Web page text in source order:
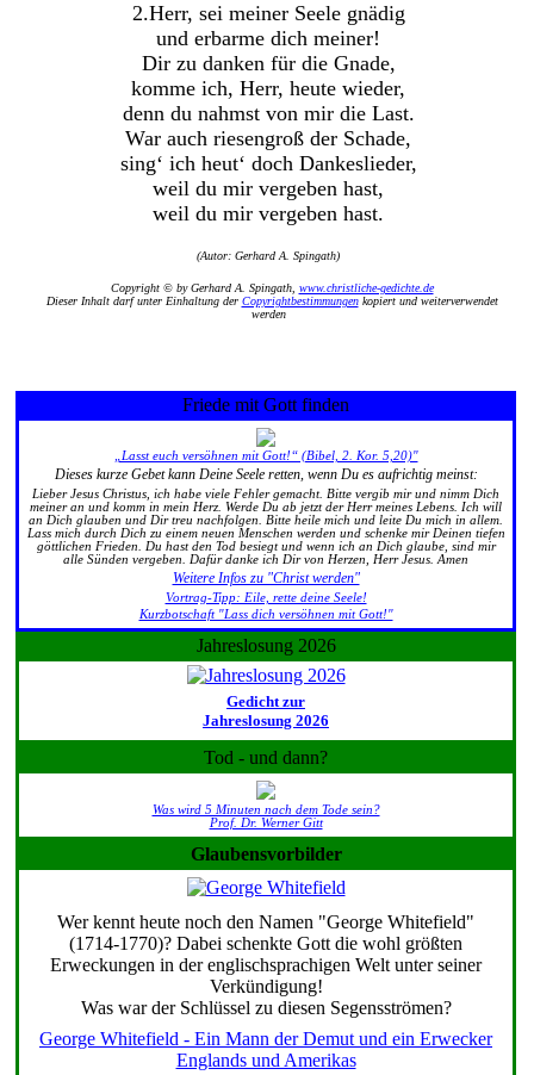
2.Herr, sei meiner Seele gnädig
und erbarme dich meiner!
Dir zu danken für die Gnade,
komme ich, Herr, heute wieder,
denn du nahmst von mir die Last.
War auch riesengroß der Schade,
sing‘ ich heut‘ doch Dankeslieder,
weil du mir vergeben hast,
weil du mir vergeben hast.
(Autor: Gerhard A. Spingath)
Copyright © by Gerhard A. Spingath, www.christliche-gedichte.de
Dieser Inhalt darf unter Einhaltung der Copyrightbestimmungenkopiert und weiterverwendet
werden
Friede mit Gott finden
„Lasst euch versöhnen mit Gott!“ (Bibel, 2. Kor. 5,20)"
Dieses kurze Gebet kann Deine Seele retten, wenn Du es aufrichtig meinst:
Lieber Jesus Christus, ich habe viele Fehler gemacht. Bitte vergib mir und nimm Dich
meiner an und komm in mein Herz. Werde Du ab jetzt der Herr meines Lebens. Ich will
an Dich glauben und Dir treu nachfolgen. Bitte heile mich und leite Du mich in allem.
Lass mich durch Dich zu einem neuen Menschen werden und schenke mir Deinen tiefen
göttlichen Frieden. Du hast den Tod besiegt und wenn ich an Dich glaube, sind mir
alle Sünden vergeben. Dafür danke ich Dir von Herzen, Herr Jesus. Amen
Weitere Infos zu "Christ werden"
Vortrag-Tipp: Eile, rette deine Seele!
Kurzbotschaft "Lass dich versöhnen mit Gott!"
Jahreslosung 2026
Gedicht zur
Jahreslosung 2026
Tod - und dann?
Was wird 5 Minuten nach dem Tode sein?
Prof. Dr. Werner Gitt
Glaubensvorbilder
Wer kennt heute noch den Namen "George Whitefield"
(1714-1770)? Dabei schenkte Gott die wohl größten
Erweckungen in der englischsprachigen Welt unter seiner
Verkündigung!
Was war der Schlüssel zu diesen Segensströmen?
George Whitefield - Ein Mann der Demut und ein Erwecker
Englands und Amerikas